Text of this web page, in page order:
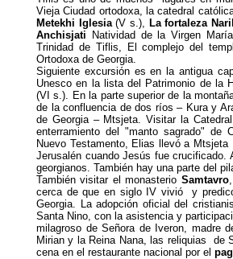
Vieja Ciudad ortodoxa, la catedral
Metekhi Iglesia(V s.), La fortaleza
Anchisjati Natividad de la Virgen
Trinidad de Tiflis, El complejo del
Ortodoxa de Georgia.
Siguiente excursión es en la antigua
Unesco en la lista del Patrimonio de la
(VI s.). En la parte superior de la
de la confluencia de dos ríos – Kura y
de Georgia – Mtsjeta. Visitar la
enterramiento del "manto sagrado" de
Nuevo Testamento, Elias llevó a
Jerusalén cuando Jesús fue
georgianos. También hay una parte del
También visitar el monasterio Samtavro
cerca de que en siglo IV vivió y
Georgia. La adopción oficial del
Santa Nino, con la asistencia y
milagroso de Señora de Iveron, madre
Mirian y la Reina Nana, las reliquias de
cena en el restaurante nacional por el